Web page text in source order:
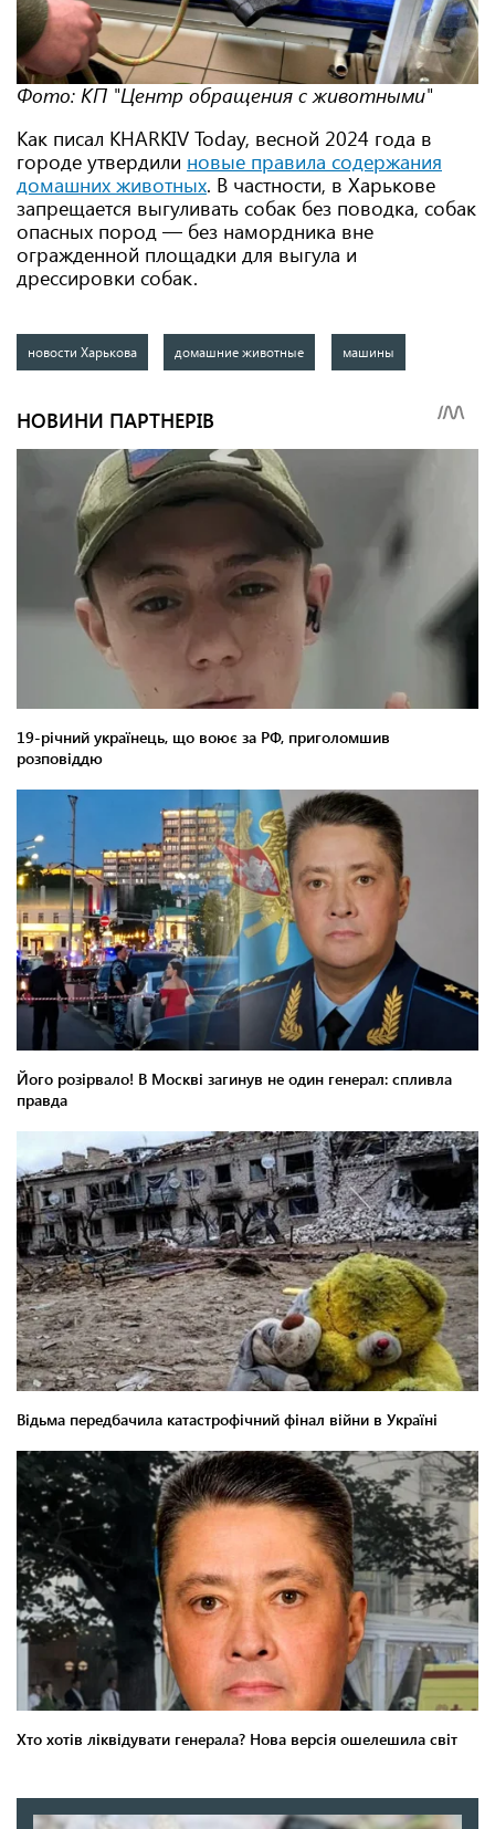
Фото: КП "Центр обращения с животными"
Как писал KHARKIV Today, весной 2024 года в
городе утвердили новые правила содержания
домашних животных. В частности, в Харькове
запрещается выгуливать собак без поводка, собак
опасных пород — без намордника вне
огражденной площадки для выгула и
дрессировки собак.
новости Харькова домашние животные машины